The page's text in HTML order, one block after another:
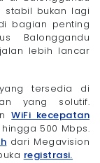
stabil bukan lagi
bagian penting
Balonggandu
lebih lancar
tersedia di
yang solutif.
WiFi kecepatan
500 Mbps.
dari Megavision
registrasi.